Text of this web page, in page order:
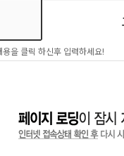
을 클릭 하신후 입력하세요!